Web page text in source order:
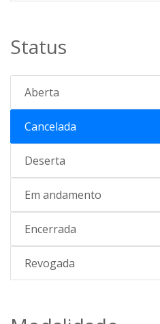
Status
Aberta
Cancelada
Deserta
Em andamento
Encerrada
Revogada